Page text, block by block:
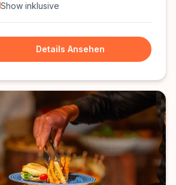
Show inklusive
Details Ansehen